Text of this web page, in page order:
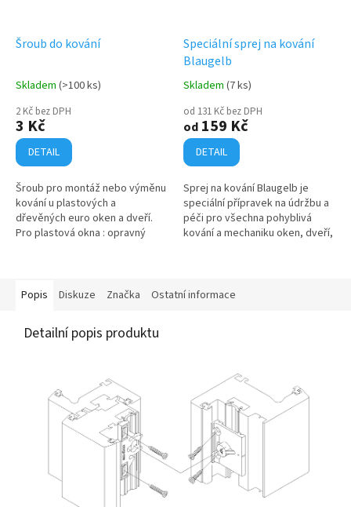
Šroub do kování
Skladem (>100 ks)
2 Kč bez DPH
3 Kč
DETAIL
Šroub pro montáž nebo výměnu
kování u plastových a
dřevěných euro oken a dveří.
Pro plastová okna : opravný
Speciální sprej na kování
Blaugelb
Skladem (7 ks)
od 131 Kč bez DPH
od 159 Kč
DETAIL
Sprej na kování Blaugelb je
speciální přípravek na údržbu a
péči pro všechna pohyblivá
kování a mechaniku oken, dveří,
Popis
Diskuze Značka Ostatní informace
Detailní popis produktu